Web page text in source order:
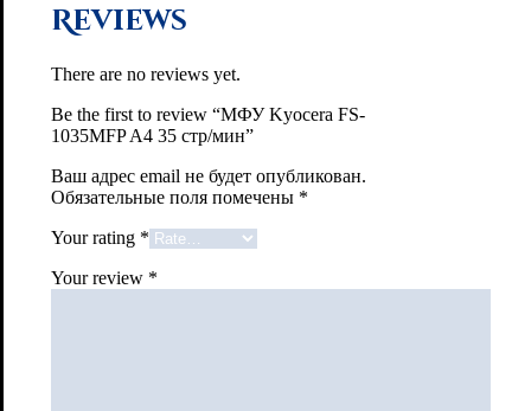
Reviews
There are no reviews yet.
Be the first to review “МФУ Kyocera FS-
1035MFP A4 35 стр/мин”
Ваш адрес email не будет опубликован.
Обязательные поля помечены *
Your rating *
Your review *